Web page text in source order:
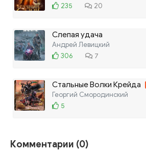
235
20
Слепая удача
Андрей Левицкий
306
7
Стальные Волки Крейда
Георгий Смородинский
5
Комментарии (0)